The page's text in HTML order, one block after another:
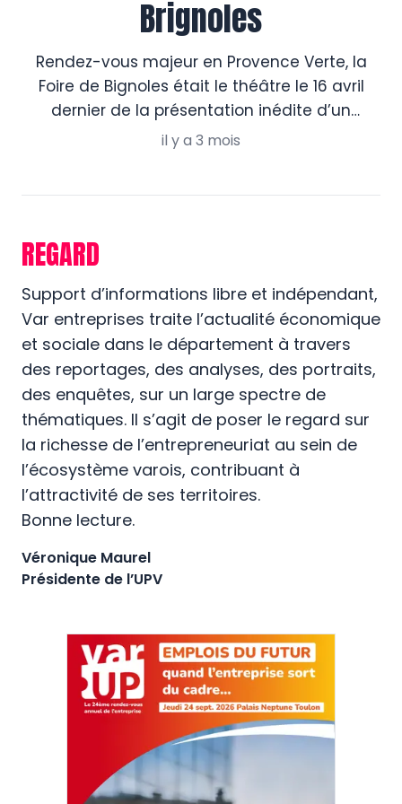
Brignoles
Rendez-vous majeur en Provence Verte, la
Foire de Bignoles était le théâtre le 16 avril
dernier de la présentation inédite d’un
diagnostic économique territorial par l’Union
il y a 3 mois
REGARD
Support d’informations libre et indépendant,
Var entreprises traite l’actualité économique
et sociale dans le département à travers
des reportages, des analyses, des portraits,
des enquêtes, sur un large spectre de
thématiques. Il s’agit de poser le regard sur
la richesse de l’entrepreneuriat au sein de
l’écosystème varois, contribuant à
l’attractivité de ses territoires.
Bonne lecture.
Véronique Maurel
Présidente de l’UPV